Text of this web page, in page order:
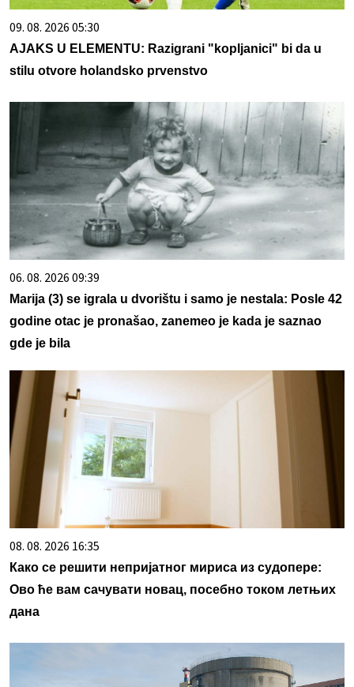
09. 08. 2026 05:30
AJAKS U ELEMENTU: Razigrani "kopljanici" bi da u
stilu otvore holandsko prvenstvo
06. 08. 2026 09:39
Marija (3) se igrala u dvorištu i samo je nestala: Posle 42
godine otac je pronašao, zanemeo je kada je saznao
gde je bila
08. 08. 2026 16:35
Како се решити непријатног мириса из судопере:
Ово ће вам сачувати новац, посебно током летњих
дана